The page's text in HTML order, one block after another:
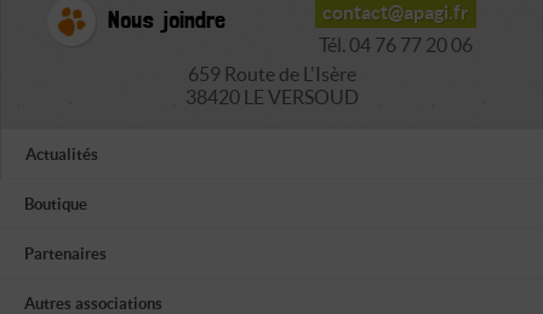
Nous joindre
contact@apagi.fr
Tél. 04 76 77 20 06
659 Route de L'Isère
38420 LE VERSOUD
Actualités
Boutique
Partenaires
Autres associations